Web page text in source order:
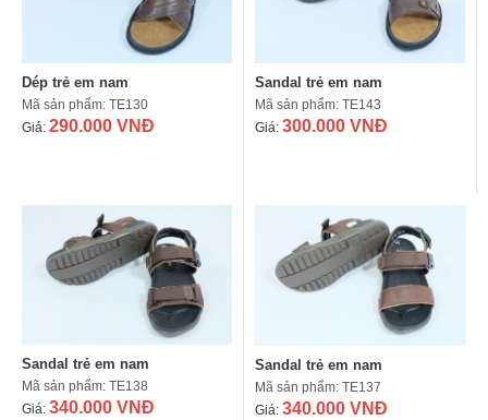
Dép trẻ em nam
Mã sản phẩm: TE130
Giá: 290.000 VNĐ
Sandal trẻ em nam
Mã sản phẩm: TE143
Giá: 300.000 VNĐ
Sandal trẻ em nam
Mã sản phẩm: TE138
Giá: 340.000 VNĐ
Sandal trẻ em nam
Mã sản phẩm: TE137
Giá: 340.000 VNĐ